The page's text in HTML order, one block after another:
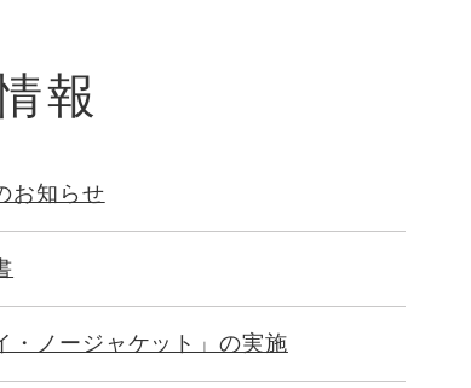
報
お知らせ
・ノージャケット」の実施